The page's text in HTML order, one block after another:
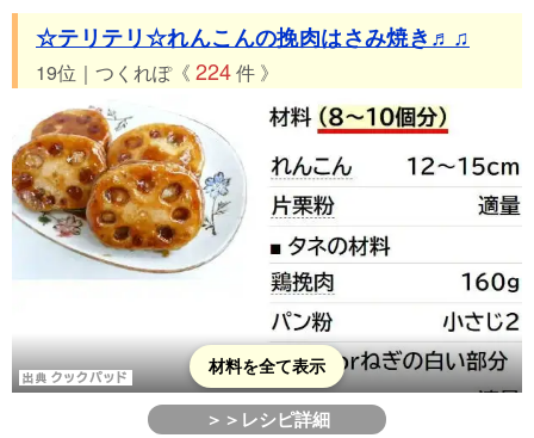
☆テリテリ☆れんこんの挽肉はさみ焼き♬♫
19位｜つくれぽ《 224件 》
材料を全て表示
＞＞レシピ詳細